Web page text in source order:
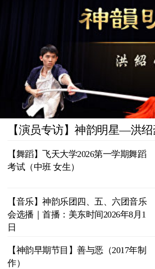
【演员专访】神韵明星—洪
【舞蹈】飞天大学2026第一学期舞蹈
考试（中班 女生）
【音乐】神韵乐团四、五、六团音乐
会选播｜首播：美东时间2026年8月1
日
【神韵早期节目】善与恶（2017年制
作）